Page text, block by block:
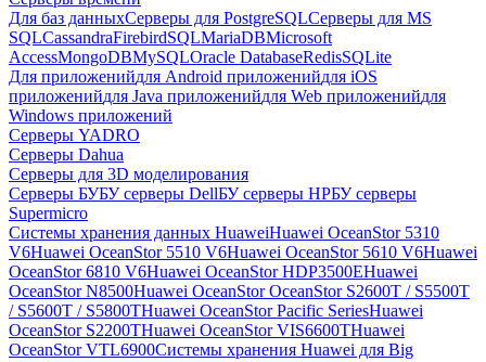
Для баз данныхСерверы для PostgreSQLСерверы для MS
SQLCassandraFirebirdSQLMariaDBMicrosoft
AccessMongoDBMySQLOracle DatabaseRedisSQLite
Для приложенийдля Android приложенийдля iOS
приложенийдля Java приложенийдля Web приложенийдля
Windows приложений
Серверы YADRO
Серверы Dahua
Серверы для 3D моделирования
Серверы БУБУ серверы DellБУ серверы HPБУ серверы
Supermicro
Системы хранения данных HuaweiHuawei OceanStor 5310
V6Huawei OceanStor 5510 V6Huawei OceanStor 5610 V6Huawei
OceanStor 6810 V6Huawei OceanStor HDP3500EHuawei
OceanStor N8500Huawei OceanStor OceanStor S2600T / S5500T
/ S5600T / S5800THuawei OceanStor Pacific SeriesHuawei
OceanStor S2200THuawei OceanStor VIS6600THuawei
OceanStor VTL6900Системы хранения Huawei для Big